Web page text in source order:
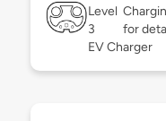
Level
3
for
EV Charger